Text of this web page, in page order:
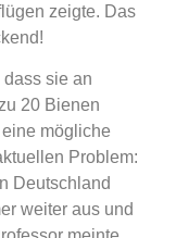
zeigte. Das
dass sie an
20 Bienen
mögliche
Problem:
Deutschland
weiter aus und